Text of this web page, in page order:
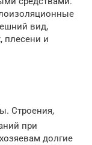
вид,
плесени и
Строения,
при
долгие